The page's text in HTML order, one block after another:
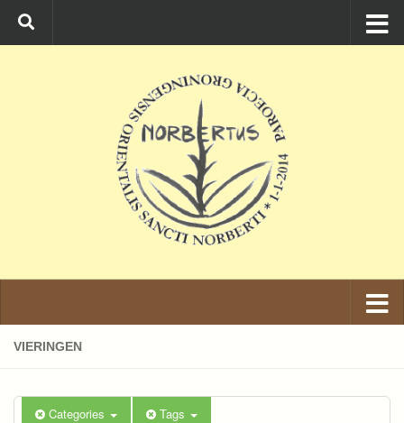
Ga naar de inhoud
VIERINGEN
Categories Tags